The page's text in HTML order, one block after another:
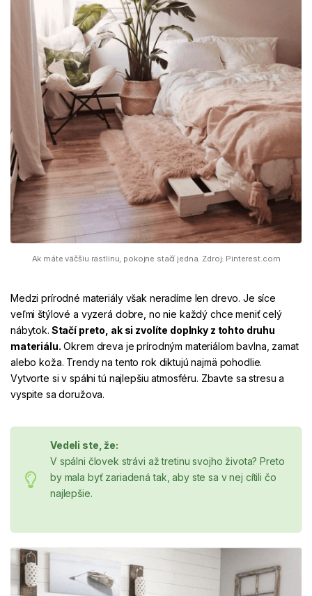
Ak máte väčšiu rastlinu, pokojne stačí jedna. Zdroj: Pinterest.com
Medzi prírodné materiály však neradíme len drevo. Je síce
veľmi štýlové a vyzerá dobre, no nie každý chce meniť celý
nábytok. Stačí preto, ak si zvolíte doplnky z tohto druhu
materiálu. Okrem dreva je prírodným materiálom bavlna, zamat
alebo koža. Trendy na tento rok diktujú najmä pohodlie.
Vytvorte si v spálni tú najlepšiu atmosféru. Zbavte sa stresu a
vyspite sa doružova.
Vedeli ste, že:
V spálni človek strávi ažtretinu svojho života? Preto
by mala byť zariadená tak, aby ste sa v nej cítili čo
najlepšie.